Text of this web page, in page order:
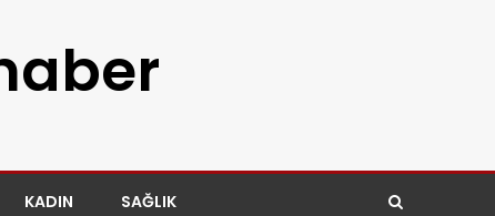
KADIN SAĞLIK